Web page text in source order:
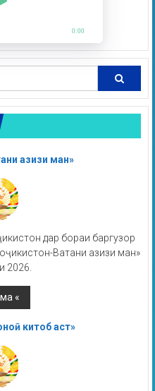
0:00
азизи ман»
дар бораи баргузор
Ватани азизи ман»
2026.
китоб аст»